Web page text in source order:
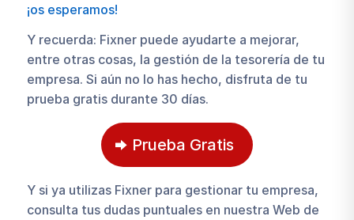
¡os esperamos!
Y recuerda: Fixner puede ayudarte a mejorar,
entre otras cosas, la gestión de la tesorería de tu
empresa. Si aún no lo has hecho, disfruta de tu
prueba gratis durante 30 días.
Prueba Gratis
Y si ya utilizas Fixner para gestionar tu empresa,
consulta tus dudas puntuales en nuestra Web de